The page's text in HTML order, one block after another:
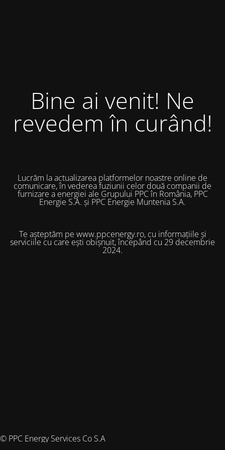
Bine ai venit! Ne
revedem în curând!
Lucrăm la actualizarea platformelor noastre online de
comunicare, în vederea fuziunii celor două companii de
furnizare a energiei ale Grupului PPC în România, PPC
Energie S.A. și PPC Energie Muntenia S.A.
Te așteptăm pe www.ppcenergy.ro, cu informațiile și
serviciile cu care ești obișnuit, începând cu 29 decembrie
2024.
© PPC Energy Services Co S.A